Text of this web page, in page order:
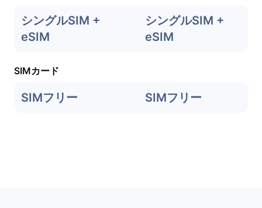
シングルSIM +
eSIM
シングルSIM +
eSIM
SIMカード
SIMフリー SIMフリー